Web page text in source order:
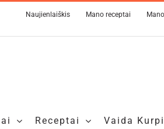
Naujienlaiškis Mano receptai
Receptai Vaida